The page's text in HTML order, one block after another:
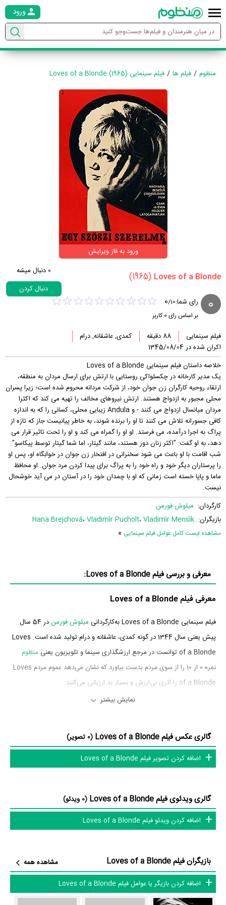
ورود
منظوم فیلم ها فیلم سینمایی Loves of a Blonde (1965)
ورود به فاز ویرایش
(1965)
0 دنبال میشه
دنبال کردن
0 رای شما: 0/10
بر اساس رای 0کاربر
فیلم سینمایی 88 دقیقه
کمدی, عاشقانه, درام
اکران شده در 1345/08/04
خلاصه داستان فیلم سینمایی Loves of a Blonde
یک مدیر کارخانه در چکسلواکی روستایی با ارتش برای ارسال مردان به منطقه،
ارتقاء روحیه کارگران زن جوان خود، از شرکت مردانه محروم شده است؛ زیرا پسران
محلی مجبور به ازدواج هستند. ارتش نیروهای مخالف را تهیه می کند که اکثرا
مردان میانسال ازدواج می کنند - و Andula زیبایی محلی، کسانی را که به اندازه
کافی جسورانه تلاش می کنند تا او را برنده شوند، به خاطر پیانیست جاز که تازه از
پراگ به اجرا درآمده، می فرستد. او او را گمراه می کند و او را تحت تاثیر قرار می
دهد، به او گفت: "اکثر زنان دور هستند، مانند گیتار، اما شما گیتار توسط پیکاسو".
شب اقامت با او باعث می شود سخنرانی در افتخار زن جوان در خوابگاه او، پس او
را پرستاران دیگر خود و راه خود را به پراگ برای پیدا کردن مرد جوان. او محافظ
ماما و پاپا خسته است زمانی که او با چمدان خود را در آستان در می آید خوشحال
نیست.
کارگردان: میلوش فورمن
بازیگران:
Hana Brejchová، Vladimír Pucholt، Vladimír Mensík
مشاهده لیست کامل عوامل فیلم سینمایی »
معرفی و بررسی فیلم Loves of a Blonde:
معرفی فیلم Loves of a Blonde
فیلم سینمایی Loves of a Blonde به‌کارگردانی میلوش فورمن
در 54 سال
پیش یعنی سال 1344 در گونه کمدی، عاشقانه و درام تولید شده است. Loves
of a Blonde توانست در مرجع ارزشگذاری سینما و تلویزیون یعنی
منظوم
نمره 0 از 10 را از سوی مردم بدست بیاورد که نشان می‌دهد عموم مردم Loves
of a Blonde را اثری بی‌ارزش و بسیار بد ارزیابی می‌کنند.
Blonde بازیگرانی چون
Hana Brejchováدر نقش Andula،Vladimír
Pucholtدر نقش Milda،Vladimír Mensík در نقش Vacovský،
نقش و بازیگری پرداخته‌اند. در فیلم Loves of a Blonde حدود 10 بازیگر
است؛ باید بررسی کرد آیامیلوش فورمنبه‌عنوان کارگردان و به‌عنوان بازیگردان
و همچنین تیم بازیگری Loves of a Blonde توانسته‌اند در این زمینه موفق
باشند و بازی‌های درخشانی را نمایش دهند؟
نمایش بیشتر
گالری عکس فیلم Loves of a Blonde
(0 تصویر)
اضافه کردن تصویر فیلم Loves of a Blonde
گالری ویدئوی فیلم Loves of a Blonde
(0 ویدئو)
اضافه کردن ویدئو فیلم Loves of a Blonde
بازیگران فیلم Loves of a Blonde
مشاهده همه
اضافه کردن بازیگر یا عوامل فیلم Loves of a Blonde